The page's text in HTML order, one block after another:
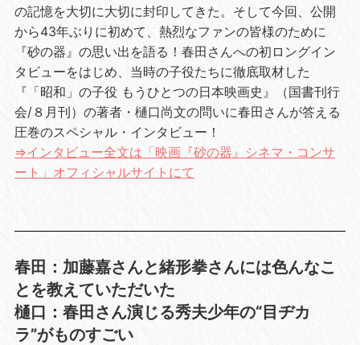
の記憶を大切に大切に封印してきた。そして今回、公開
から43年ぶりに初めて、熱烈なファンの皆様のために
『砂の器』の思い出を語る！春田さんへの初ロングイン
タビューをはじめ、当時の子役たちに徹底取材した
『「昭和」の子役 もうひとつの日本映画史』（国書刊行
会/８月刊）の著者・樋口尚文の問いに春田さんが答える
圧巻のスペシャル・インタビュー！
⇒インタビュー全文は「映画『砂の器』シネマ・コンサ
ート」オフィシャルサイトにて
春田：加藤嘉さんと緒形拳さんには色んなこ
とを教えていただいた
樋口：春田さん演じる秀夫少年の“目ヂカ
ラ”がものすごい